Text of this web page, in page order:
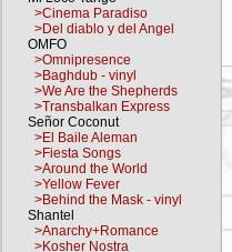
>Cinema Paradiso
>Del diablo y del Angel
OMFO
>Omnipresence
>Baghdub - vinyl
>We Are the Shepherds
>Transbalkan Express
Señor Coconut
>El Baile Aleman
>Fiesta Songs
>Around the World
>Yellow Fever
>Behind the Mask - vinyl
Shantel
>Anarchy+Romance
>Kosher Nostra